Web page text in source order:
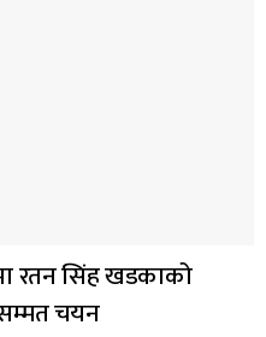
रतन सिंह खडकाको
चयन